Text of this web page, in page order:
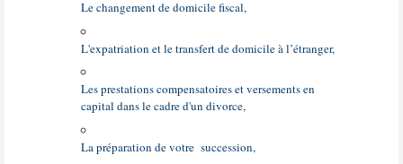
Le changement de domicile fiscal,
L'expatriation et le transfert de domicile à l’étranger,
Les prestations compensatoires et versements en
capital dans le cadre d'un divorce,
La préparation de votre succession,